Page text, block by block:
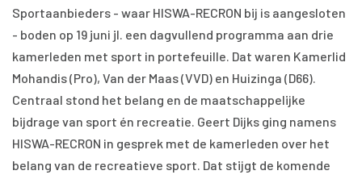
Sportaanbieders - waar HISWA-RECRON bij is aangesloten
- boden op 19 juni jl. een dagvullend programma aan drie
kamerleden met sport in portefeuille. Dat waren Kamerlid
Mohandis (Pro), Van der Maas (VVD) en Huizinga (D66).
Centraal stond het belang en de maatschappelijke
bijdrage van sport én recreatie. Geert Dijks ging namens
HISWA-RECRON in gesprek met de kamerleden over het
belang van de recreatieve sport. Dat stijgt de komende